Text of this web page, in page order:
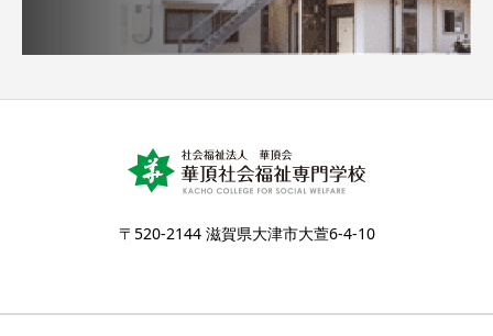
〒520-2144 滋賀県大津市大萱6-4-10